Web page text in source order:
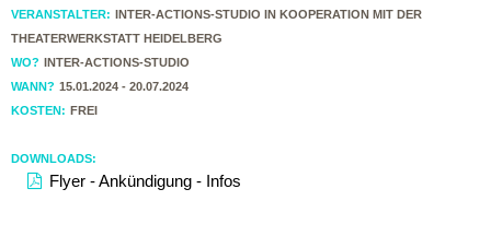
VERANSTALTER: INTER-ACTIONS-STUDIO IN KOOPERATION MIT DER
THEATERWERKSTATT HEIDELBERG
WO? INTER-ACTIONS-STUDIO
WANN? 15.01.2024 - 20.07.2024
KOSTEN: FREI
DOWNLOADS:
Flyer - Ankündigung - Infos